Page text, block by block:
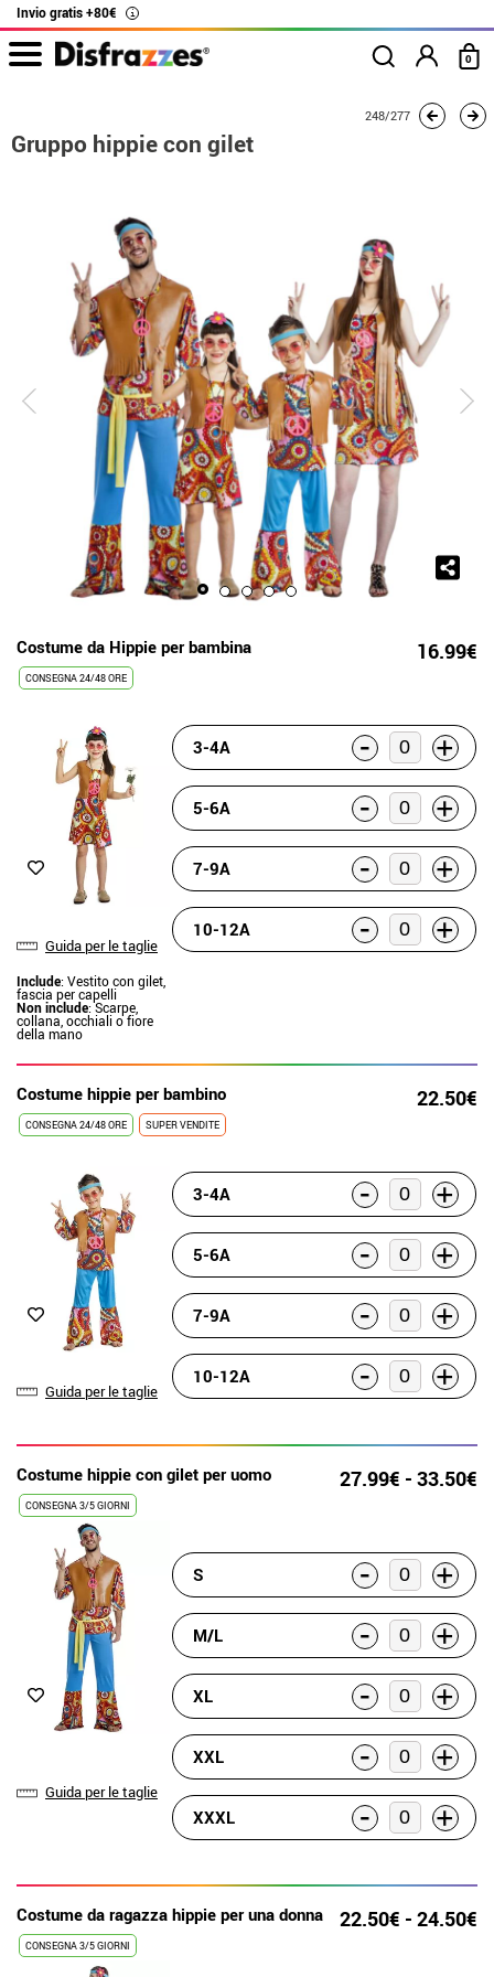
Invio gratis +80€ i
0
Gruppo hippie con gilet
248/277
Gruppo hippie con gilet
Costume da Hippie per bambina 16.99€
CONSEGNA 24/48 ORE
Guida per le taglie
Include: Vestito con gilet,
fascia per capelli
Non include: Scarpe,
collana, occhiali o fiore
della mano
3-4A - +
5-6A - +
7-9A - +
10-12A - +
Costume hippie per bambino 22.50€
CONSEGNA 24/48 ORE SUPER VENDITE
Guida per le taglie
3-4A - +
5-6A - +
7-9A - +
10-12A - +
Costume hippie con gilet per uomo 27.99€ - 33.50€
CONSEGNA 3/5 GIORNI
Guida per le taglie
S - +
M/L - +
XL - +
XXL - +
XXXL - +
Costume da ragazza hippie per una donna 22.50€ - 24.50€
CONSEGNA 3/5 GIORNI